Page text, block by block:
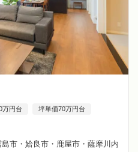
万円台 坪単価70万円台
市・姶良市・鹿屋市・薩摩川内